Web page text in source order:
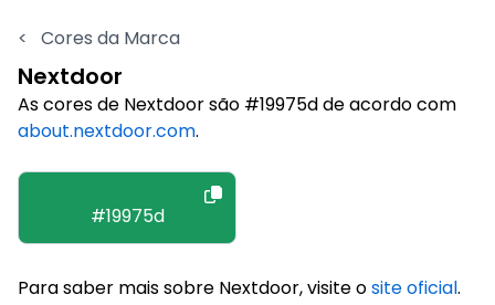
< Cores da Marca
Nextdoor
As cores de Nextdoor são #19975d de acordo com
about.nextdoor.com.
#19975d
Para saber mais sobre Nextdoor, visite osite oficial.